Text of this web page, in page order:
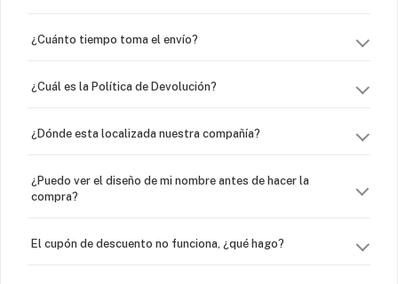
¿Cuánto tiempo toma el envío?
¿Cuál es la Política de Devolución?
¿Dónde esta localizada nuestra compañía?
¿Puedo ver el diseño de mi nombre antes de hacer la
compra?
El cupón de descuento no funciona, ¿qué hago?